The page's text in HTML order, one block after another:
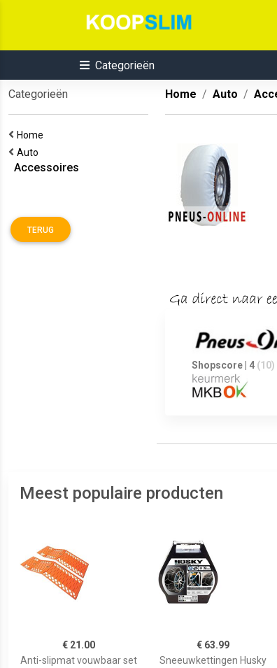
Categorieën
Categorieën
Home
Auto
Accessoires
TERUG
Home Auto
Shopscore | 4 (10)
Meest populaire producten
€ 21.00
Anti-slipmat vouwbaar set
€ 63.99
Sneeuwkettingen Husky